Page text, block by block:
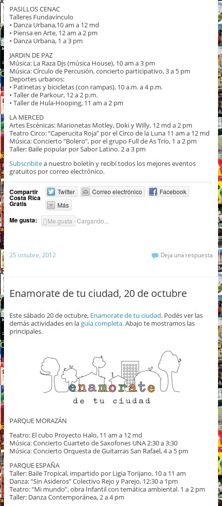
PASILLOS CENAC
Talleres Fundavínculo
• Danza Urbana,10 am a 12 md
• Piensa en Arte, 12 am a 2 pm
• Danza Urbana, 1 a 3 pm
JARDIN DE PAZ
Música: La Raza Djs (música House), 10 am a 3 pm
Música: Círculo de Percusión, concierto participativo, 3 a 5 pm
Deportes urbanos:
• Patinetas y bicicletas (con rampas), 10 a.m. a 4 p.m.
• Taller de Parkour, 12 a 2 p.m.
• Taller de Hula-Hooping, 11 am a 2 pm
LA MERCED
Artes Escénicas: Marionetas Motley, Doki y Willy, 12 md a 2 pm
Teatro Circo: “Caperucita Roja” por el Circo de la Luna 11 am a 12 md
Música: Concierto “Bolero”, por el grupo Full de As Trío, 1 a 2 pm
Taller: Baile popular por Sabor Latino. 2 a 3 pm
Subscribitea nuestro boletín y recibí todos los mejores eventos
gratuitos por correo electrónico.
Compartir
Costa Rica
Gratis
Twitter Correo electrónico
Facebook
Más
Me gusta: Me gusta Cargando...
25 octubre, 2012 Deja una respuesta
Enamorate de tu ciudad, 20 de octubre
Este sábado 20 de octubre, Enamorate de tu ciudad. Podés ver las
demás actividades en laguía completa.Abajo te mostramos las
principales.
PARQUE MORAZÁN
Teatro: El cubo Proyecto Halo, 11 am a 12 md
Música: Concierto Cuarteto de Saxofones UNA 2:30 a 3:30
Música: Concierto Orquesta de Guitarras San Rafael, 4 a 5 pm
PARQUE ESPAÑA
Taller: Baile Tropical, impartido por Ligia Torijano, 10 a 11 am
Danza: “Sin Asideros” Colectivo Rejo y Parejo, 12:30 a 1pm
Teatro: “Mi mundo”, obra Infantil con temática ambiental. 1 a 2 pm
Taller: Danza Contemporánea, 2 a 4 pm